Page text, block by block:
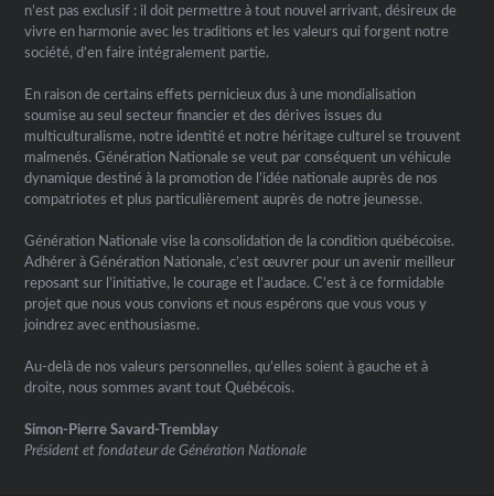
n’est pas exclusif : il doit permettre à tout nouvel arrivant, désireux de
vivre en harmonie avec les traditions et les valeurs qui forgent notre
société, d’en faire intégralement partie.
En raison de certains effets pernicieux dus à une mondialisation
soumise au seul secteur financier et des dérives issues du
multiculturalisme, notre identité et notre héritage culturel se trouvent
malmenés. Génération Nationale se veut par conséquent un véhicule
dynamique destiné à la promotion de l’idée nationale auprès de nos
compatriotes et plus particulièrement auprès de notre jeunesse.
Génération Nationale vise la consolidation de la condition québécoise.
Adhérer à Génération Nationale, c’est œuvrer pour un avenir meilleur
reposant sur l’initiative, le courage et l’audace. C’est à ce formidable
projet que nous vous convions et nous espérons que vous vous y
joindrez avec enthousiasme.
Au-delà de nos valeurs personnelles, qu’elles soient à gauche et à
droite, nous sommes avant tout Québécois.
Simon-Pierre Savard-Tremblay
Président et fondateur de Génération Nationale